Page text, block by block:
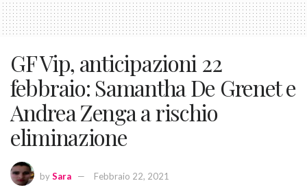
GF Vip, anticipazioni 22
febbraio: Samantha De Grenet e
Andrea Zenga a rischio
eliminazione
bySara Febbraio 22, 2021